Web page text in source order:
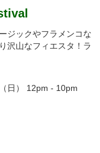
ジックやフラメンコな
沢山なフィエスタ！ラ
日） 12pm - 10pm